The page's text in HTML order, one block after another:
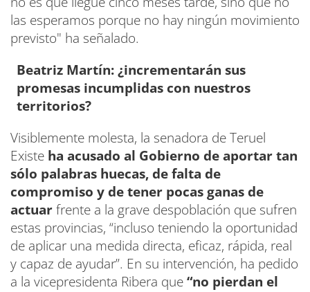
las esperamos porque no hay ningún movimiento
previsto" ha señalado.
Beatriz Martín: ¿incrementarán sus
promesas incumplidas con nuestros
territorios?
Visiblemente molesta, la senadora de Teruel
Existe ha acusado al Gobierno de aportar tan
sólo palabras huecas, de falta de
compromiso y de tener pocas ganas de
actuarfrente a la grave despoblación que sufren
estas provincias, “incluso teniendo la oportunidad
de aplicar una medida directa, eficaz, rápida, real
y capaz de ayudar”. En su intervención, ha pedido
a la vicepresidenta Ribera que“no pierdan el